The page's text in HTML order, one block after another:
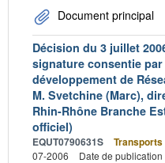
Document principal
Décision du 3 juillet
signature consentie
développement de
M. Svetchine (Marc),
Rhin-Rhône Branche
officiel)
EQUT0790631S Transports
07-2006
Date de